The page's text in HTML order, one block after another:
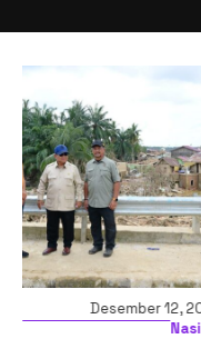
Desember 12,